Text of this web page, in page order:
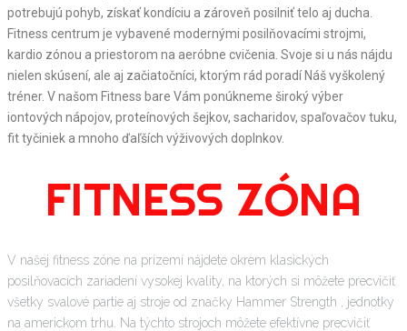
potrebujú pohyb, získať kondíciu a zároveň posilniť telo aj ducha.
Fitness centrum je vybavené modernými posilňovacími strojmi,
kardio zónou a priestorom na aeróbne cvičenia. Svoje si u nás nájdu
nielen skúsení, ale aj začiatočníci, ktorým rád poradí Náš vyškolený
tréner. V našom Fitness bare Vám ponúkneme široký výber
iontových nápojov, proteínových šejkov, sacharidov, spaľovačov tuku,
fit tyčiniek a mnoho ďaľších výživových doplnkov.
FITNESS ZÓNA
V našej fitness zóne na prízemí nájdete okrem klasických
posilňovacích zariadení vysokej kvality, na ktorých si môžete precvičiť
všetky svalové partie aj stroje od značky Hammer Strength , jednotky
na americkom trhu. Na týchto strojoch môžete efektívne precvičiť